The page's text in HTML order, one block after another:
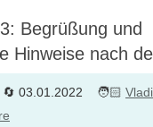
Begrüßung und
Hinweise nach
03.01.2022